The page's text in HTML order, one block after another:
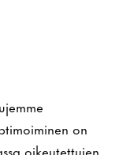
on
oikeutettujen